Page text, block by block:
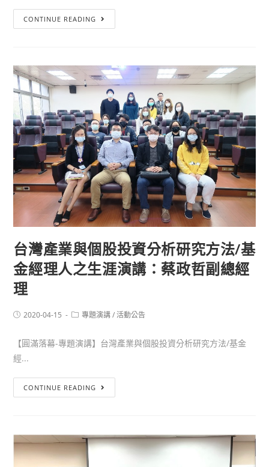
CONTINUE READING
台灣產業與個股投資分析研究方法/基
金經理人之生涯演講：蔡政哲副總經
理
2020-04-15 專題演講 / 活動公告
【圓滿落幕-專題演講】台灣產業與個股投資分析研究方法/基金
經...
CONTINUE READING